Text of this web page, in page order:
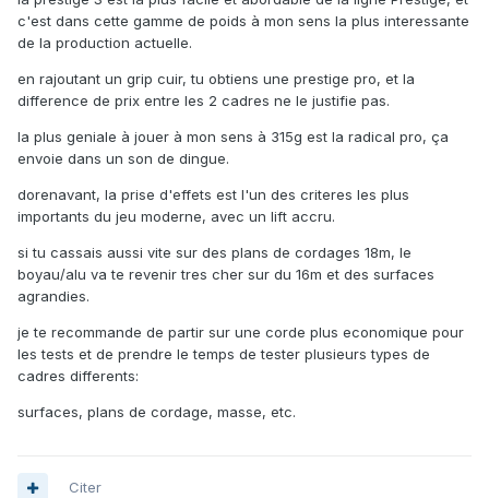
c'est dans cette gamme de poids à mon sens la plus interessante
de la production actuelle.
en rajoutant un grip cuir, tu obtiens une prestige pro, et la
difference de prix entre les 2 cadres ne le justifie pas.
la plus geniale à jouer à mon sens à 315g est la radical pro, ça
envoie dans un son de dingue.
dorenavant, la prise d'effets est l'un des criteres les plus
importants du jeu moderne, avec un lift accru.
si tu cassais aussi vite sur des plans de cordages 18m, le
boyau/alu va te revenir tres cher sur du 16m et des surfaces
agrandies.
je te recommande de partir sur une corde plus economique pour
les tests et de prendre le temps de tester plusieurs types de
cadres differents:
surfaces, plans de cordage, masse, etc.
Citer